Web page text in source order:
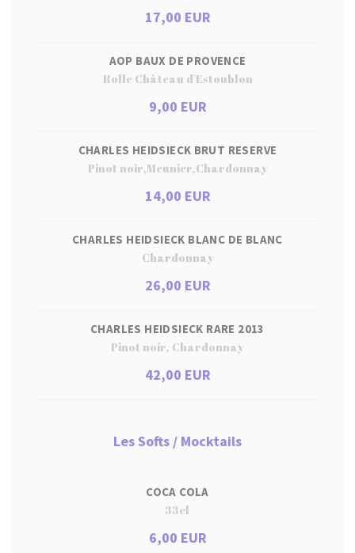
17,00 EUR
AOP BAUX DE PROVENCE
Rolle Château d'Estoublon
9,00 EUR
CHARLES HEIDSIECK BRUT RESERVE
Pinot noir,Meunier,Chardonnay
14,00 EUR
CHARLES HEIDSIECK BLANC DE BLANC
Chardonnay
26,00 EUR
CHARLES HEIDSIECK RARE 2013
Pinot noir, Chardonnay
42,00 EUR
Les Softs / Mocktails
COCA COLA
33cl
6,00 EUR